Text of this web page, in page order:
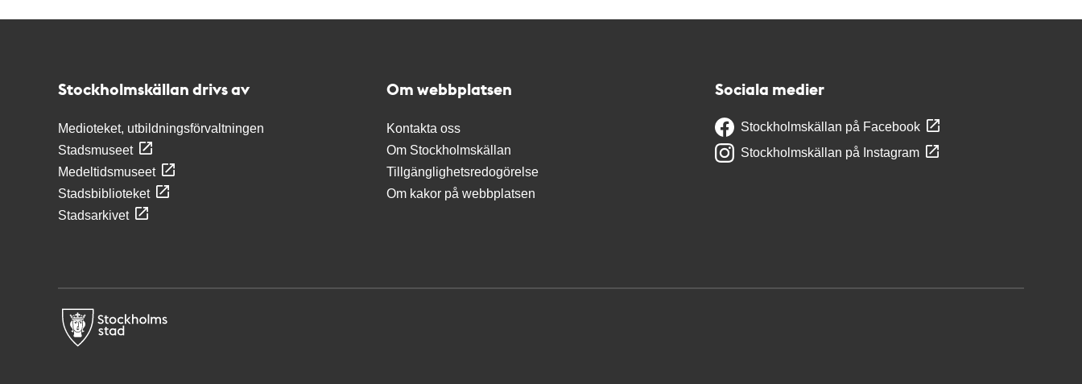
Stockholmskällan drivs av
Medioteket, utbildningsförvaltningen
Stadsmuseet
Medeltidsmuseet
Stadsbiblioteket
Stadsarkivet
Om webbplatsen
Kontakta oss
Om Stockholmskällan
Tillgänglighetsredogörelse
Om kakor på webbplatsen
Sociala medier
Stockholmskällan på Facebook
Stockholmskällan på Instagram